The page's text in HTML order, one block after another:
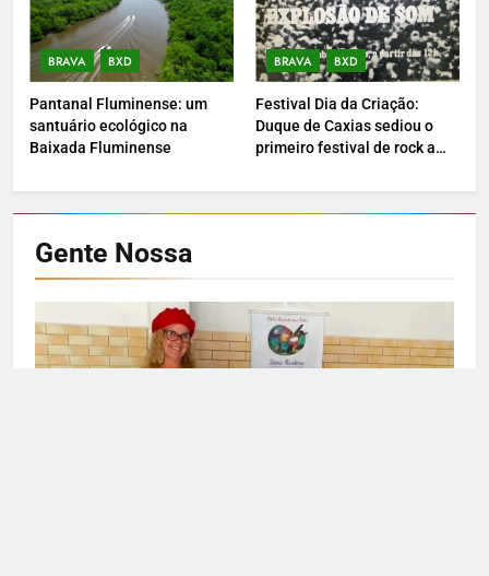
BRAVA BXD
Pantanal Fluminense: um
santuário ecológico na
Baixada Fluminense
BRAVA BXD
Festival Dia da Criação:
Duque de Caxias sediou o
primeiro festival de rock a
Gente Nossa